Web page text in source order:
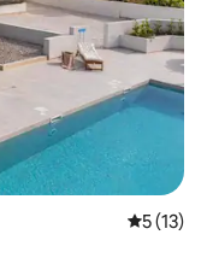
Средна
5 (13)